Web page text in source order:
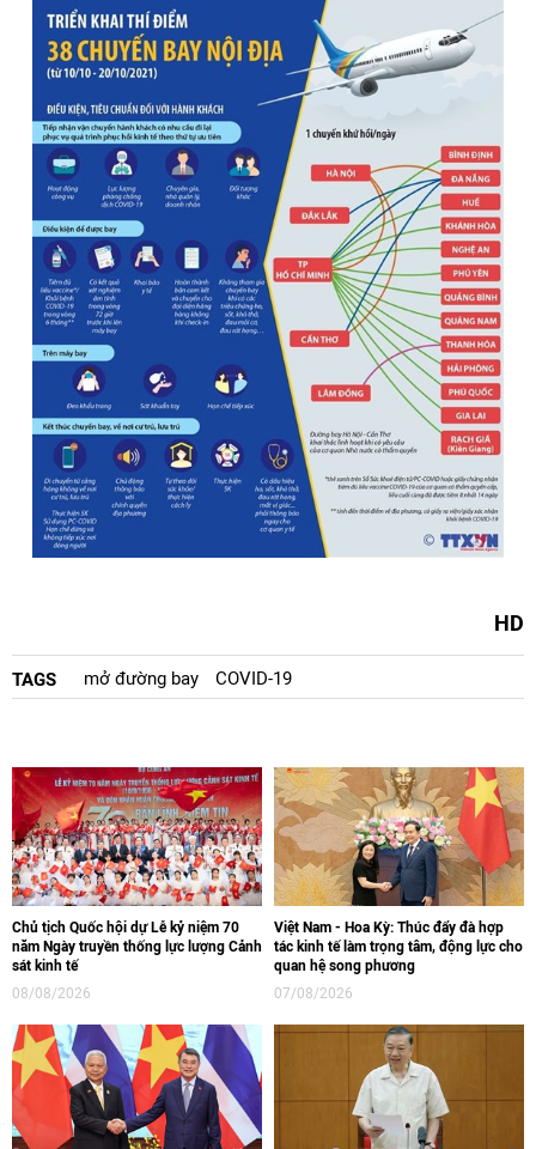
HD
TAGS mở đường bay COVID-19
Chủ tịch Quốc hội dự Lễ kỷ niệm 70
năm Ngày truyền thống lực lượng Cảnh
sát kinh tế
08/08/2026
Việt Nam - Hoa Kỳ: Thúc đẩy đà hợp
tác kinh tế làm trọng tâm, động lực cho
quan hệ song phương
07/08/2026